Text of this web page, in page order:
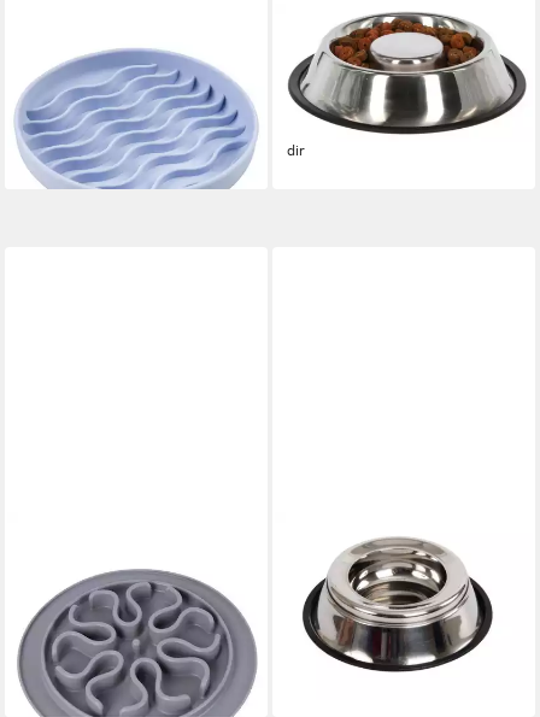
Antischlingnapf Anti-
Schlingnapf rund lila für
Katzen
12,09 €
lieferbar - in 3-4 Werktagen bei dir
KERBL
Antischlingnapf Edelstahlnapf
Anti Dribble 500 ml 82294
7,95 €
lieferbar - in 9-11 Werktagen bei
dir
Silikon, ca. Ø 24 cm, Höhe 2
cm
12,99 €
lieferbar - in 4-5 Werktagen bei dir
Anti-Schlabber-Napf
Edelstahlnapf Anti Splash 900
ml 82289
9,69 €
lieferbar - in 9-11 Werktagen bei